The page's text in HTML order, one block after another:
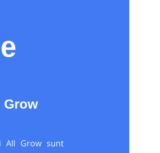
Grow
All Grow sunt